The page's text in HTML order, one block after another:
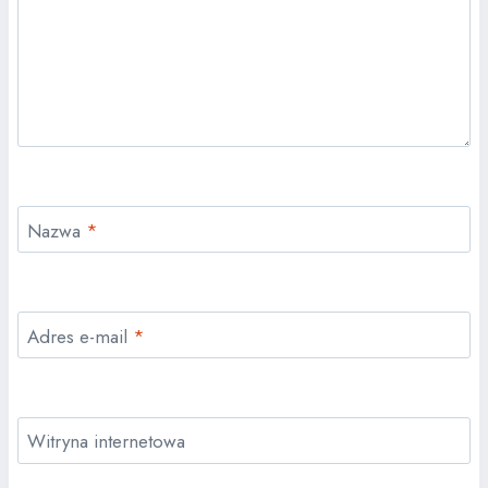
Nazwa *
Adres e-mail *
Witryna internetowa